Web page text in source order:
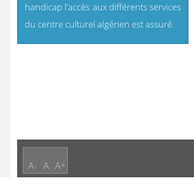
handicap l’accès aux différents services
du centre culturel algérien est assuré.
A- A A+